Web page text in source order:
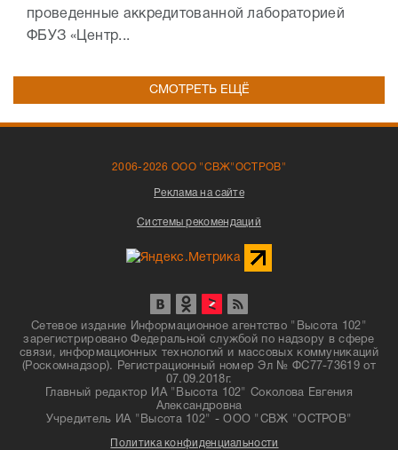
проведенные аккредитованной лабораторией
ФБУЗ «Центр...
СМОТРЕТЬ ЕЩЁ
2006-2026 ООО "СВЖ"ОСТРОВ"
Реклама на сайте
Системы рекомендаций
Сетевое издание Информационное агентство "Высота 102"
зарегистрировано Федеральной службой по надзору в сфере
связи, информационных технологий и массовых коммуникаций
(Роскомнадзор). Регистрационный номер Эл № ФС77-73619 от
07.09.2018г.
Главный редактор ИА "Высота 102" Соколова Евгения
Александровна
Учредитель ИА "Высота 102" - ООО "СВЖ "ОСТРОВ"
Политика конфиденциальности